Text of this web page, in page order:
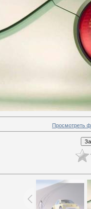
Просмотреть